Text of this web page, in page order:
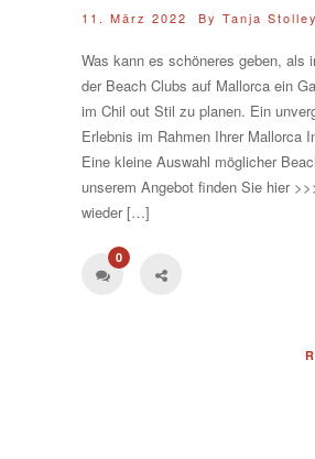
11. März 2022 By Tanja Stolley
Was kann es schöneres geben, als
der Beach Clubs auf Mallorca ein
im Chil out Stil zu planen. Ein
Erlebnis im Rahmen Ihrer Mallorca
Eine kleine Auswahl möglicher
unserem Angebot finden Sie hier
wieder […]
0